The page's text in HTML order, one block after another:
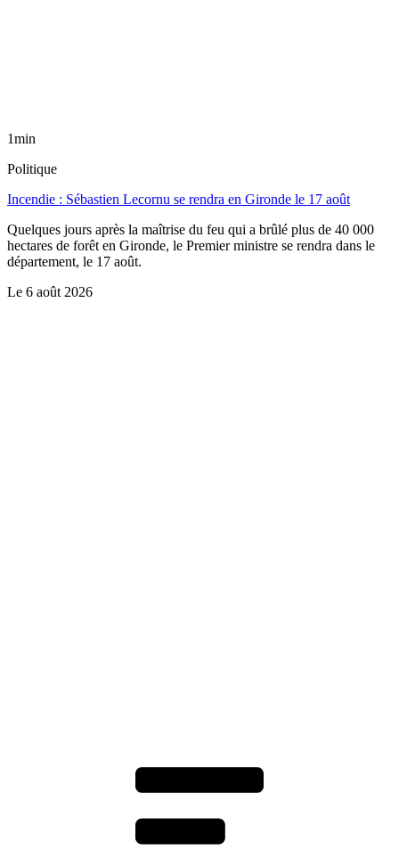
1min
Politique
Incendie : Sébastien Lecornu se rendra en Gironde le 17 août
Quelques jours après la maîtrise du feu qui a brûlé plus de 40 000
hectares de forêt en Gironde, le Premier ministre se rendra dans le
département, le 17 août.
Le 6 août 2026